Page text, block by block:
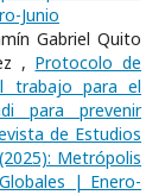
Junio
Gabriel Quito
, Protocolo de
trabajo para el
para prevenir
de Estudios
Metrópolis
| Enero-